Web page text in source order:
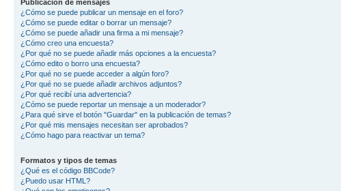
Publicación de mensajes
¿Cómo se puede publicar un mensaje en el foro?
¿Cómo se puede editar o borrar un mensaje?
¿Cómo se puede añadir una firma a mi mensaje?
¿Cómo creo una encuesta?
¿Por qué no se puede añadir más opciones a la encuesta?
¿Cómo edito o borro una encuesta?
¿Por qué no se puede acceder a algún foro?
¿Por qué no se puede añadir archivos adjuntos?
¿Por qué recibí una advertencia?
¿Cómo se puede reportar un mensaje a un moderador?
¿Para qué sirve el botón "Guardar" en la publicación de temas?
¿Por qué mis mensajes necesitan ser aprobados?
¿Cómo hago para reactivar un tema?
Formatos y tipos de temas
¿Qué es el código BBCode?
¿Puedo usar HTML?